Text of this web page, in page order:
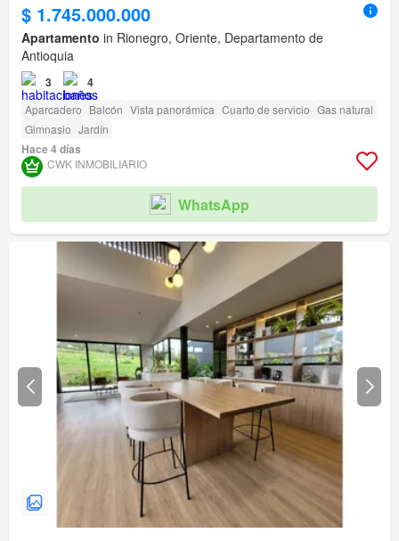
$ 1.745.000.000
Apartamento in Rionegro, Oriente, Departamento de
Antioquia
3 4
Aparcadero Balcón Vista panorámica Cuarto de servicio Gas natural
Gimnasio Jardín
Hace 4 días
CWK INMOBILIARIO
WhatsApp